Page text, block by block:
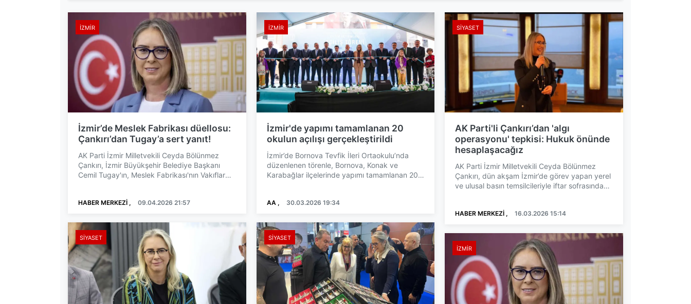
İZMIR
İzmir’de Meslek Fabrikası düellosu:
Çankırı’dan Tugay’a sert yanıt!
AK Parti İzmir Milletvekili Ceyda Bölünmez
Çankırı, İzmir Büyükşehir Belediye Başkanı
Cemil Tugay'ın, Meslek Fabrikası'nın Vakıflar
HABER MERKEZİ , 09.04.2026 21:57
SIYASET
İZMIR
İzmir'de yapımı tamamlanan 20
okulun açılışı gerçekleştirildi
İzmir’de Bornova Tevfik İleri Ortaokulu’nda
düzenlenen törenle, Bornova, Konak ve
Karabağlar ilçelerinde yapımı tamamlanan 20
AA , 30.03.2026 19:34
SIYASET
SIYASET
AK Parti'li Çankırı’dan 'algı
operasyonu' tepkisi: Hukuk önünde
hesaplaşacağız
AK Parti İzmir Milletvekili Ceyda Bölünmez
Çankırı, dün akşam İzmir’de görev yapan yerel
ve ulusal basın temsilcileriyle iftar sofrasında
HABER MERKEZİ , 16.03.2026 15:14
İZMIR